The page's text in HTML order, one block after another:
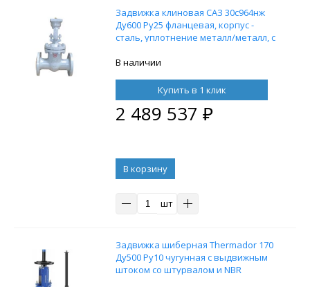
Задвижка клиновая САЗ 30с964нж
Ду600 Ру25 фланцевая, корпус -
сталь, уплотнение металл/металл, с
В наличии
Купить в 1 клик
2 489 537 ₽
В корзину
шт
Задвижка шиберная Thermador 170
Ду500 Ру10 чугунная с выдвижным
штоком со штурвалом и NBR